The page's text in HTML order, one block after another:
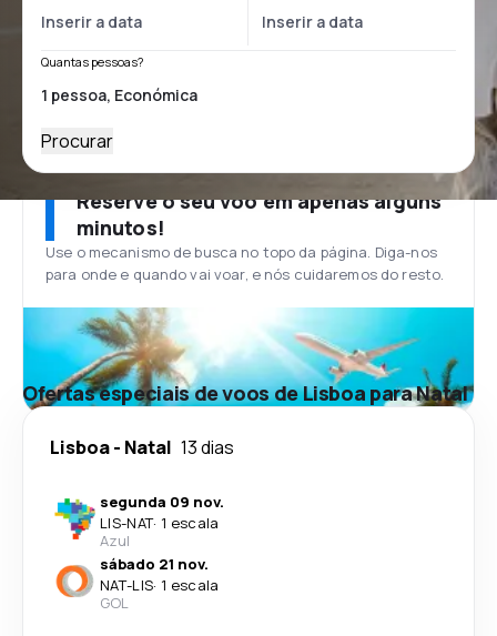
Quantas pessoas?
Procurar
Reserve o seu voo em apenas alguns
minutos!
Use o mecanismo de busca no topo da página. Diga-nos
para onde e quando vai voar, e nós cuidaremos do resto.
Ofertas especiais de voos de Lisboa para Natal
Lisboa- Natal 13 dias
segunda 09 nov.
LIS-NAT· 1 escala
Azul
sábado 21 nov.
NAT-LIS· 1 escala
GOL